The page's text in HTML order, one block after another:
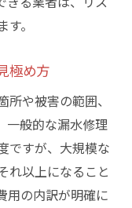
。
極め方
や被害の範囲、
一般的な漏水修理
ですが、大規模な
れ以上になること
用の内訳が明確に